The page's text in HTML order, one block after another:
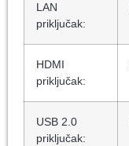
LAN
priključak:
HDMI
priključak:
USB 2.0
priključak: